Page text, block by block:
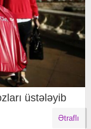
üstələyib
Ətraflı